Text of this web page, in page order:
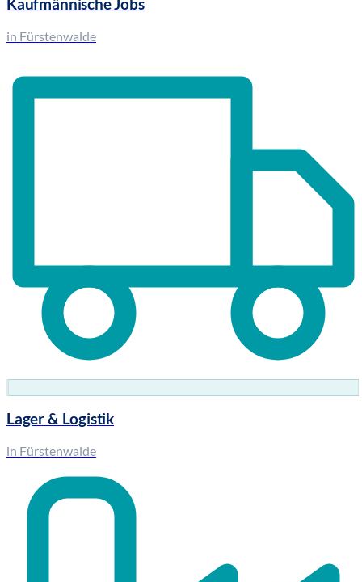
Kaufmännische Jobs
in Fürstenwalde
Lager & Logistik
in Fürstenwalde